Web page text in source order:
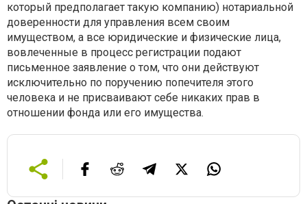
который предполагает такую компанию) нотариальной
доверенности для управления всем своим
имуществом, а все юридические и физические лица,
вовлеченные в процесс регистрации подают
письменное заявление о том, что они действуют
исключительно по поручению попечителя этого
человека и не присваивают себе никаких прав в
отношении фонда или его имущества.